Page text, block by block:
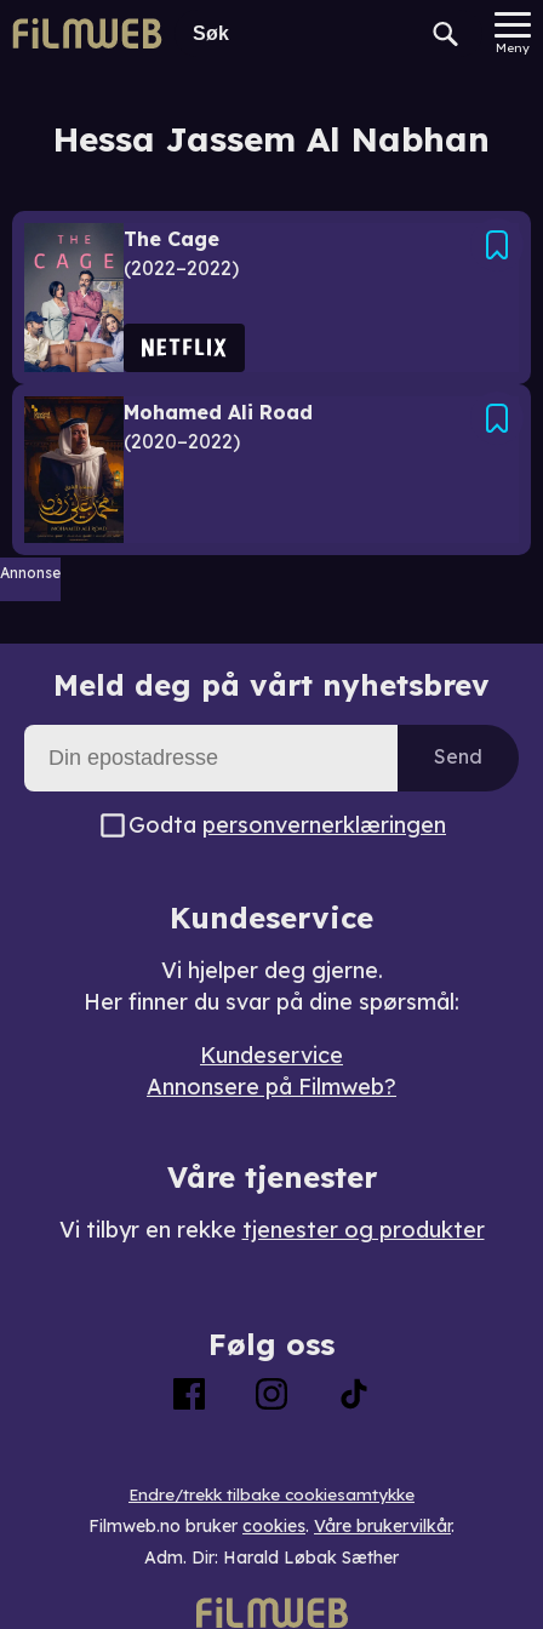
Meny
Hessa Jassem Al Nabhan
The Cage
2022–2022
Mohamed Ali Road
2020–2022
Annonse
Meld deg på vårt nyhetsbrev
Send
Godta personvernerklæringen
Kundeservice
Vi hjelper deg gjerne.
Her finner du svar på dine spørsmål:
Kundeservice
Annonsere på Filmweb?
Våre tjenester
Vi tilbyr en rekke tjenester og produkter
Følg oss
Endre/trekk tilbake cookiesamtykke
Filmweb.no bruker cookies. Våre brukervilkår.
Adm. Dir: Harald Løbak Sæther